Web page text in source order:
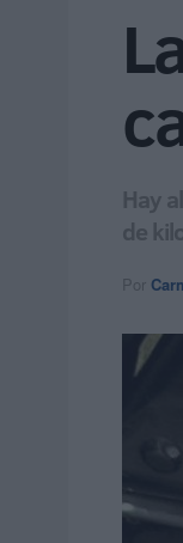
Hay
de
Por